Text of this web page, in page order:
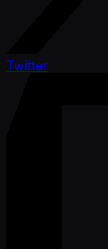
Twitter